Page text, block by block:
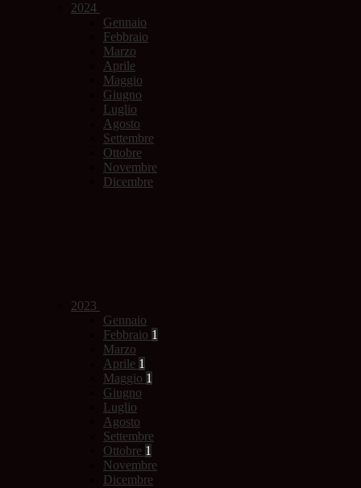
2024
Gennaio
Febbraio
Marzo
Aprile
Maggio
Giugno
Luglio
Agosto
Settembre
Ottobre
Novembre
Dicembre
2023
Gennaio
Febbraio 1
Marzo
Aprile 1
Maggio 1
Giugno
Luglio
Agosto
Settembre
Ottobre 1
Novembre
Dicembre